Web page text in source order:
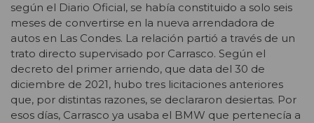
según el Diario Oficial, se había constituido a solo seis
meses de convertirse en la nueva arrendadora de
autos en Las Condes. La relación partió a través de un
trato directo supervisado por Carrasco. Según el
decreto del primer arriendo, que data del 30 de
diciembre de 2021, hubo tres licitaciones anteriores
que, por distintas razones, se declararon desiertas. Por
esos días, Carrasco ya usaba el BMW que pertenecía a